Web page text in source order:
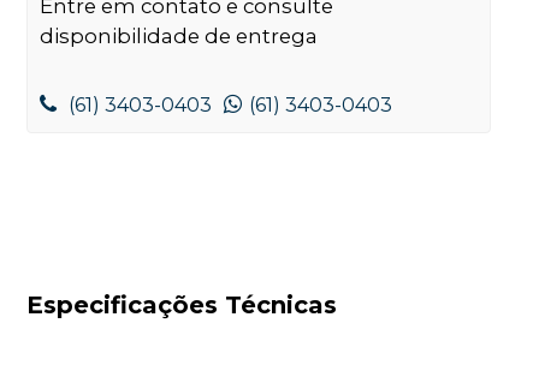
Entre em contato e consulte
disponibilidade de entrega
(61) 3403-0403 (61) 3403-0403
Especificações Técnicas